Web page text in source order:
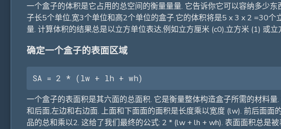
一个盒子的体积是它占用的总空间的衡量量量. 它告诉你它可以容纳多少
子长5个单位,宽3个单位和高2个单位的盒子,它的体积将是5 x 3 x 2 =30
量. 计算体积的结果总是以立方单位表达,例如立方厘米 (c0),立方米 (1) 或立
确定一个盒子的表面区域
SA = 2 * (lw + lh + wh)
一个盒子的表面积是其六面的总面积. 它是衡量整体构造盒子所需的材料
和后面,左边和右边面. 上面和下面面的面积是长度乘以宽度 (lw). 前后面
品的总和乘以2. 这给了我们最终的公式: 2 * (lw + lh + wh). 表面面积总是